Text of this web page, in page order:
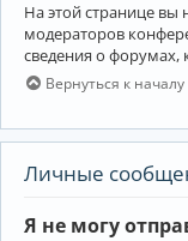
На этой странице вы
модераторов
сведения о
Вернуться к началу
Личные
Я не могу